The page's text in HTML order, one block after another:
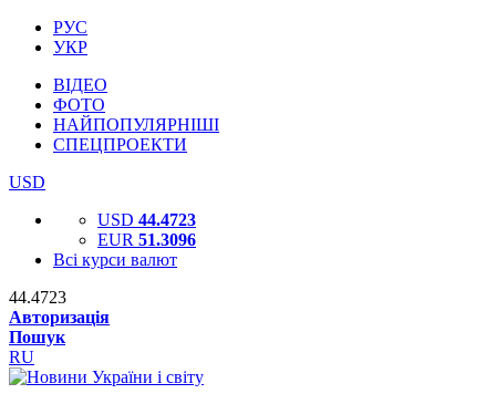
РУС
УКР
ВІДЕО
ФОТО
НАЙПОПУЛЯРНІШІ
СПЕЦПРОЕКТИ
USD
USD 44.4723
EUR 51.3096
Всі курси валют
44.4723
Авторизація
Пошук
RU